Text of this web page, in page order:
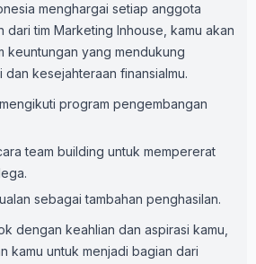
menghargai setiap anggota
dari tim Marketing Inhouse, kamu akan
keuntungan yang mendukung
kesejahteraan finansialmu.
program pengembangan
team building untuk mempererat
sebagai tambahan penghasilan.
dengan keahlian dan aspirasi kamu,
kamu untuk menjadi bagian dari